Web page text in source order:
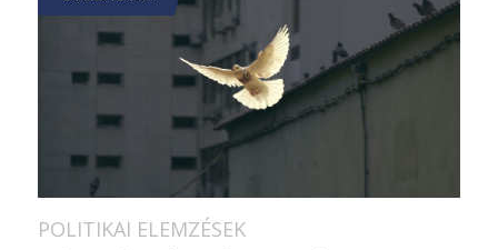
POLITIKAI ELEMZÉSEK